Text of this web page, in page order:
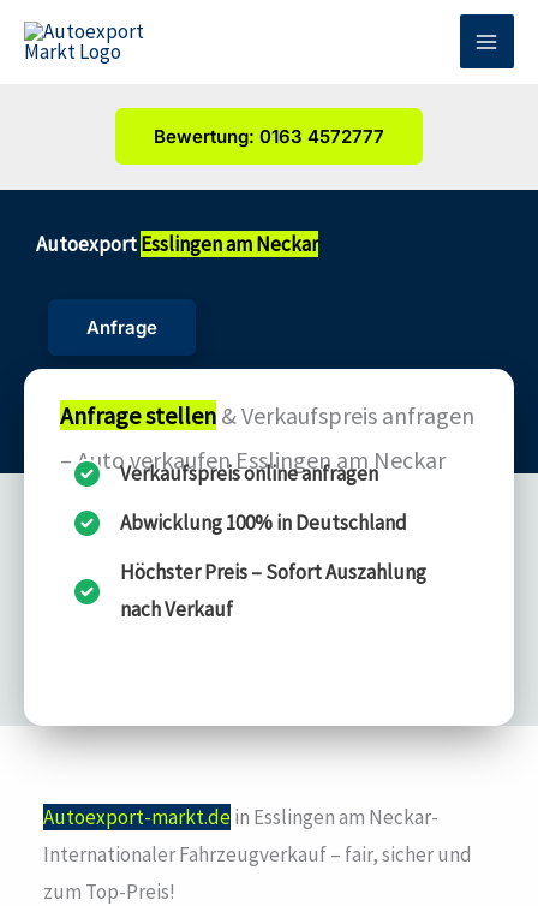
Zum
Inhalt
Bewertung: 0163 4572777
AutoexportEsslingen am Neckar
Anfrage
Anfrage stellen & Verkaufspreis anfragen
– Auto verkaufen Esslingen am Neckar
Verkaufspreis online anfragen
Abwicklung 100% in Deutschland
Höchster Preis – Sofort Auszahlung
nach Verkauf
Autoexport-markt.de in Esslingen am Neckar-
Internationaler Fahrzeugverkauf – fair, sicher und
zum Top-Preis!